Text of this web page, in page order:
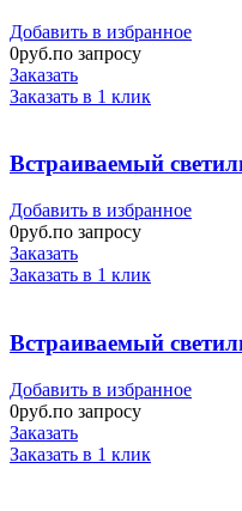
Добавить в избранное
0руб.по запросу
Заказать
Заказать в 1 клик
Встраиваемый
Добавить в избранное
0руб.по запросу
Заказать
Заказать в 1 клик
Встраиваемый
Добавить в избранное
0руб.по запросу
Заказать
Заказать в 1 клик